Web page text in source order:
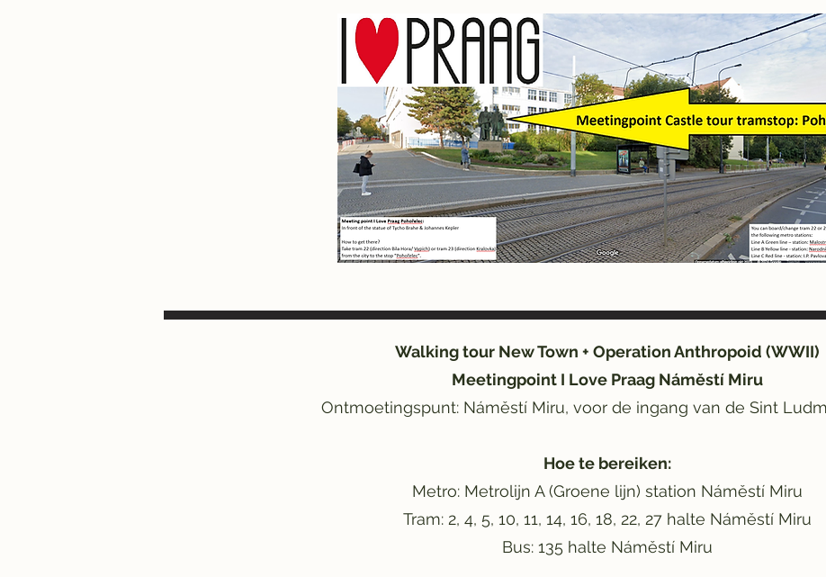
Walking tour New Town + Operation Anthropoid (WWII)
Meetingpoint I Love Praag Náměstí Miru
Ontmoetingspunt: Náměstí Miru, voor de ingang van de Sint
Hoe te bereiken:
Metro: Metrolijn A (Groene lijn) station Náměstí Miru
Tram: 2, 4, 5, 10, 11, 14, 16, 18, 22, 27 halte Náměstí Miru
Bus: 135 halte Náměstí Miru